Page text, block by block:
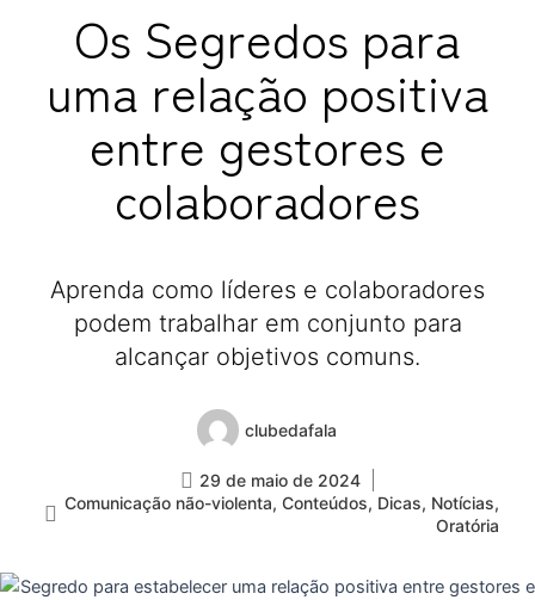
Os Segredos para
uma relação positiva
entre gestores e
colaboradores
Aprenda como líderes e colaboradores
podem trabalhar em conjunto para
alcançar objetivos comuns.
clubedafala
29 de maio de 2024
Comunicação não-violenta, Conteúdos, Dicas, Notícias,
Oratória